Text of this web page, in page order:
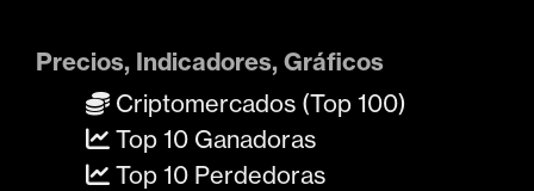
Precios, Indicadores, Gráficos
Criptomercados (Top 100)
Top 10 Ganadoras
Top 10 Perdedoras